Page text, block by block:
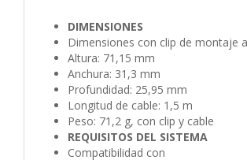
DIMENSIONES
Dimensiones con clip de montaje
Altura: 71,15 mm
Anchura: 31,3 mm
Profundidad: 25,95 mm
Longitud de cable: 1,5 m
Peso: 71,2 g, con clip y cable
REQUISITOS DEL SISTEMA
Compatibilidad con